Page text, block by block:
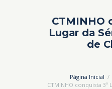
CTMINHO
Lugar da
de
Página Inicial
CTMINHO conquista 3º